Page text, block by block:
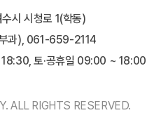
시 시청로 1(학동)
과), 061-659-2114
토·공휴일 09:00 ~ 18:00
ALL RIGHTS RESERVED.